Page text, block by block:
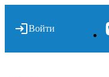
Войти